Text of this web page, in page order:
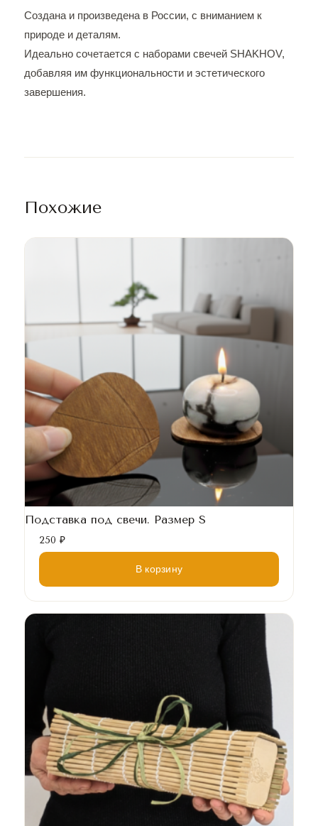
Создана и произведена в России, с вниманием к
природе и деталям.
Идеально сочетается с наборами свечей SHAKHOV,
добавляя им функциональности и эстетического
завершения.
Похожие
Подставка под свечи. Размер S
250 ₽
В корзину